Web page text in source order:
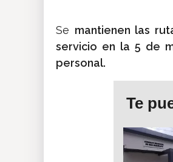
Se mantienen las
servicio en la 5 de
personal.
Te